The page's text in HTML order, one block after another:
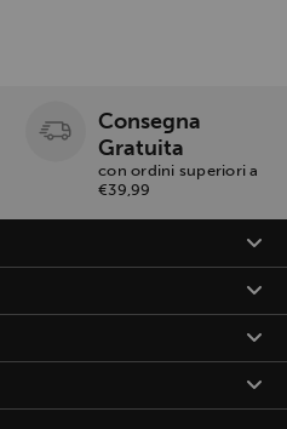
Consegna
Gratuita
con ordini superiori a
€39,99